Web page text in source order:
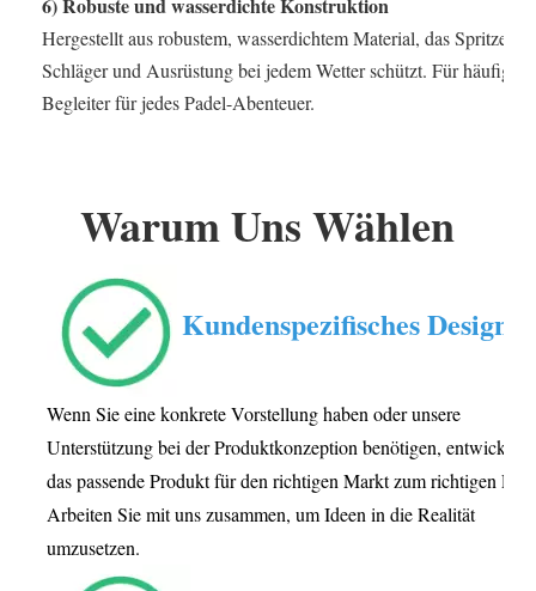
Hergestellt aus robustem, wasserdichtem Material, das
Schläger und Ausrüstung bei jedem Wetter schützt. Für
Begleiter für jedes Padel-Abenteuer.
Warum Uns Wählen
Kundenspezifisches Design
Wenn Sie eine konkrete Vorstellung haben oder unsere
Unterstützung bei der Produktkonzeption benötigen,
das passende Produkt für den richtigen Markt zum richtigen
Arbeiten Sie mit uns zusammen, um Ideen in die Realität
umzusetzen.